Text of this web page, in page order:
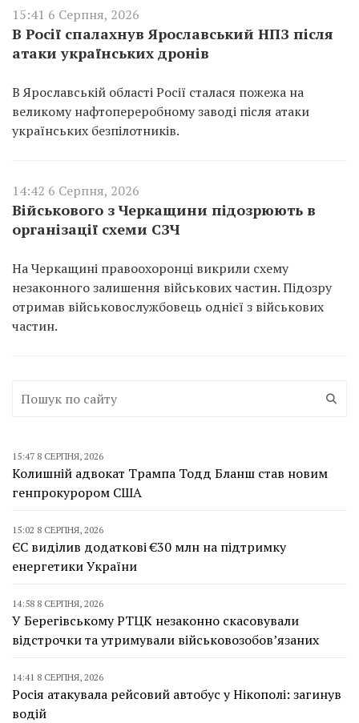
15:41 6 Серпня, 2026
В Росії спалахнув Ярославський НПЗ після
атаки українських дронів
В Ярославській області Росії сталася пожежа на
великому нафтопереробному заводі після атаки
українських безпілотників.
14:42 6 Серпня, 2026
Військового з Черкащини підозрюють в
організації схеми СЗЧ
На Черкащині правоохоронці викрили схему
незаконного залишення військових частин. Підозру
отримав військовослужбовець однієї з військових
частин.
15:47 8 СЕРПНЯ, 2026
Колишній адвокат Трампа Тодд Бланш став новим
генпрокурором США
15:02 8 СЕРПНЯ, 2026
ЄС виділив додаткові €30 млн на підтримку
енергетики України
14:58 8 СЕРПНЯ, 2026
У Берегівському РТЦК незаконно скасовували
відстрочки та утримували військовозобов’язаних
14:41 8 СЕРПНЯ, 2026
Росія атакувала рейсовий автобус у Нікополі: загинув
водій